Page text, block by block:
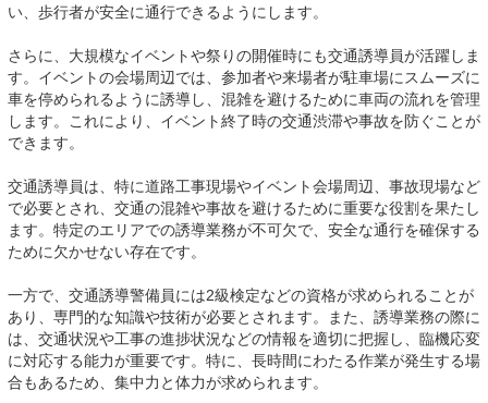
い、歩行者が安全に通行できるようにします。
さらに、大規模なイベントや祭りの開催時にも交通誘導員が活躍しま
す。イベントの会場周辺では、参加者や来場者が駐車場にスムーズに
車を停められるように誘導し、混雑を避けるために車両の流れを管理
します。これにより、イベント終了時の交通渋滞や事故を防ぐことが
できます。
交通誘導員は、特に道路工事現場やイベント会場周辺、事故現場など
で必要とされ、交通の混雑や事故を避けるために重要な役割を果たし
ます。特定のエリアでの誘導業務が不可欠で、安全な通行を確保する
ために欠かせない存在です。
一方で、交通誘導警備員には2級検定などの資格が求められることが
あり、専門的な知識や技術が必要とされます。また、誘導業務の際に
は、交通状況や工事の進捗状況などの情報を適切に把握し、臨機応変
に対応する能力が重要です。特に、長時間にわたる作業が発生する場
合もあるため、集中力と体力が求められます。